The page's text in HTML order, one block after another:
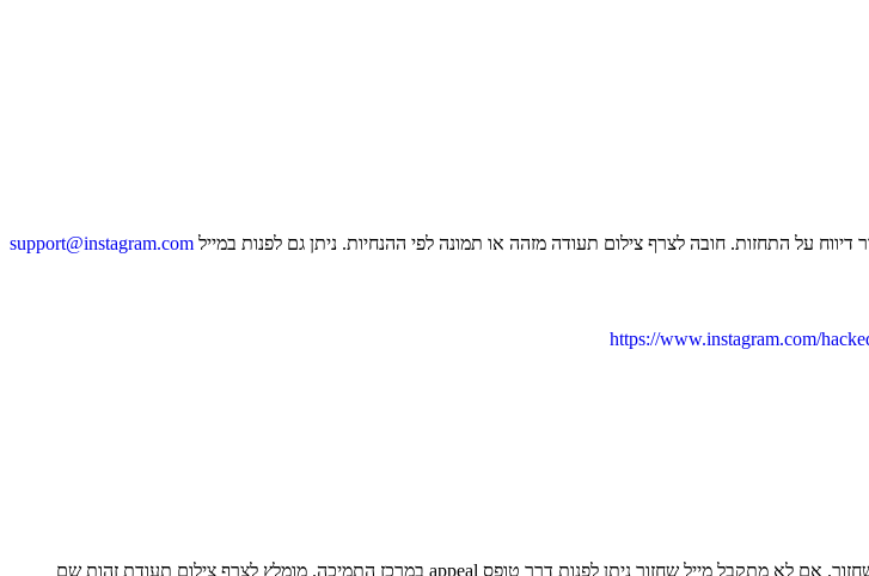
דיווח על התחזות. חובה לצרף צילום תעודה מזהה או תמונה לפי ההנחיות. ניתן גם לפנות במייל support@instagram.com
https://www.instagram.com/
וללחוץ על קישור לשחזור. אם לא מתקבל מייל שחזור ניתן לפנות דרך טופס appeal במרכז התמיכה. מומלץ לצרף צילום תעודת זהות שם